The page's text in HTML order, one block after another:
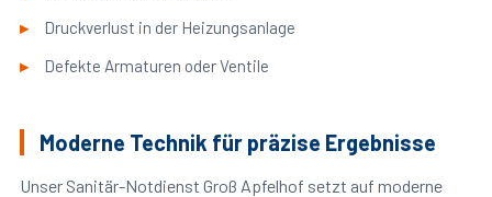
Druckverlust in der Heizungsanlage
Defekte Armaturen oder Ventile
Moderne Technik für präzise Ergebnisse
Unser Sanitär-Notdienst Groß Apfelhof setzt auf moderne